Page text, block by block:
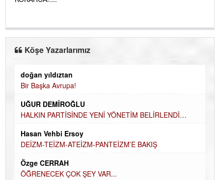
Köşe Yazarlarımız
doğan yıldıztan
Bir Başka Avrupa!
UĞUR DEMİROĞLU
HALKIN PARTİSİNDE YENİ YÖNETİM BELİRLENDİ…
Hasan Vehbi Ersoy
DEİZM-TEİZM-ATEİZM-PANTEİZM’E BAKIŞ
Özge CERRAH
ÖĞRENECEK ÇOK ŞEY VAR...